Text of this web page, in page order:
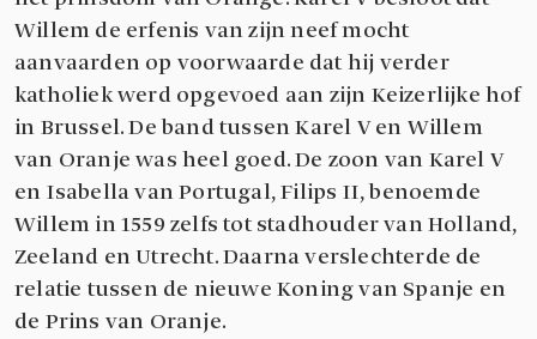
Willem de erfenis van zijn neef mocht
aanvaarden op voorwaarde dat hij verder
katholiek werd opgevoed aan zijn Keizerlijke hof
in Brussel. De band tussen Karel V en Willem
van Oranje was heel goed. De zoon van Karel V
en Isabella van Portugal, Filips II, benoemde
Willem in 1559 zelfs tot stadhouder van Holland,
Zeeland en Utrecht. Daarna verslechterde de
relatie tussen de nieuwe Koning van Spanje en
de Prins van Oranje.